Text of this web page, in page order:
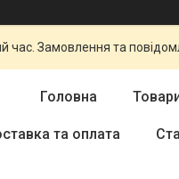
час. Замовлення та
Головна
та оплата